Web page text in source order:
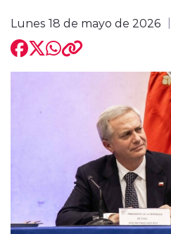
Entrevistas
modo claro
Lunes 18 de mayo de 2026